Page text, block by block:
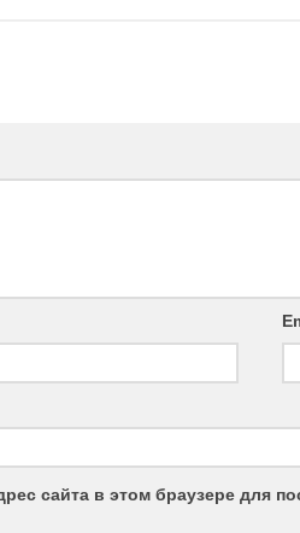
сайта в этом браузере для